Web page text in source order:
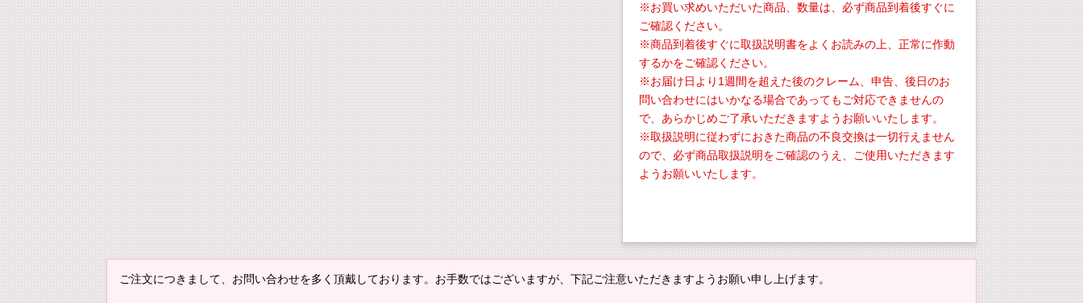
※お買い求めいただいた商品、数量は、必ず商品到着後すぐに
ご確認ください。
※商品到着後すぐに取扱説明書をよくお読みの上、正常に作動
するかをご確認ください。
※お届け日より1週間を超えた後のクレーム、申告、後日のお
問い合わせにはいかなる場合であってもご対応できませんの
で、あらかじめご了承いただきますようお願いいたします。
※取扱説明に従わずにおきた商品の不良交換は一切行えません
ので、必ず商品取扱説明をご確認のうえ、ご使用いただきます
ようお願いいたします。
ご注文につきまして、お問い合わせを多く頂戴しております。お手数ではございますが、下記ご注意いただきますようお願い申し上げます。